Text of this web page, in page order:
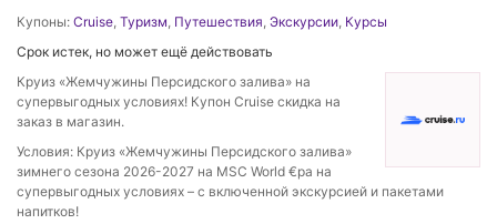
Купоны: Cruise Туризм Путешествия Экскурсии Курсы
Срок истек, но может ещё действовать
Круиз «Жемчужины Персидского залива» на
супервыгодных условиях! Купон Cruise скидка на
заказ в магазин.
Условия: Круиз «Жемчужины Персидского залива»
зимнего сезона 2026-2027 на MSC World €pa на
супервыгодных условиях – с включенной экскурсией и пакетами
напитков!